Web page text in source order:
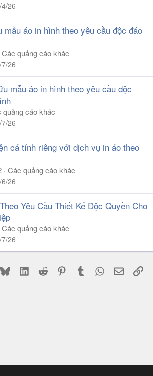
26
mẫu áo in hình theo yêu cầu độc đáo
Các quảng cáo khác
26
mẫu áo in hình theo yêu cầu độc
quảng cáo khác
26
cá tính riêng với dịch vụ in áo theo
Các quảng cáo khác
26
Yêu Cầu Thiết Kế Độc Quyền Cho
Các quảng cáo khác
26
BlueskyLinkedIn
Reddit PinterestTumblr WhatsApp
Email